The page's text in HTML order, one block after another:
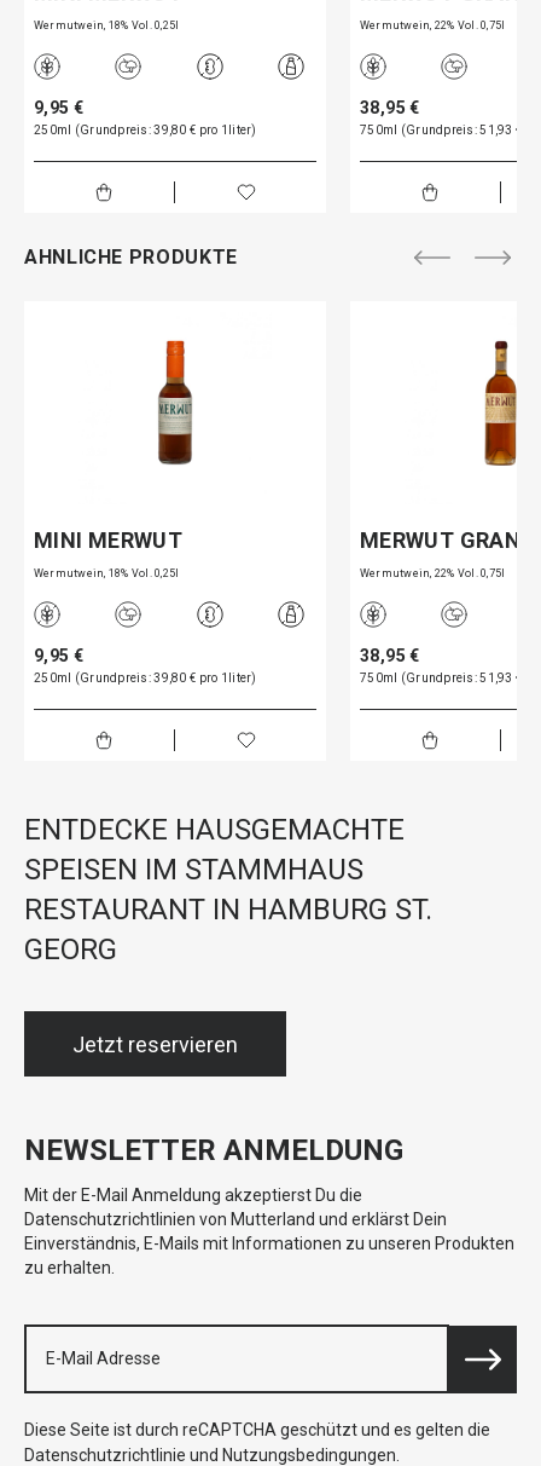
Wermutwein, 18% Vol. 0,25l
9,95 €
250ml (Grundpreis: 39,80 € pro 1liter)
Wermutwein, 22% Vol. 0,75l
38,95 €
750ml (Grundpreis: 51,93 €
AHNLICHE PRODUKTE
MINI MERWUT
Wermutwein, 18% Vol. 0,25l
9,95 €
250ml (Grundpreis: 39,80 € pro 1liter)
MERWUT GRAND
Wermutwein, 22% Vol. 0,75l
38,95 €
750ml (Grundpreis: 51,93 €
ENTDECKE HAUSGEMACHTE
SPEISEN IM STAMMHAUS
RESTAURANT IN HAMBURG ST.
GEORG
Jetzt reservieren
NEWSLETTER ANMELDUNG
Mit der E-Mail Anmeldung akzeptierst Du die
Datenschutzrichtlinien von Mutterland und erklärst Dein
Einverständnis, E-Mails mit Informationen zu unseren Produkten
zu erhalten.
Diese Seite ist durch reCAPTCHA geschützt und es gelten die
Datenschutzrichtlinie und Nutzungsbedingungen